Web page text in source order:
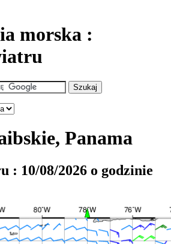
morska :
Panama
: 10/08/2026 o godzinie